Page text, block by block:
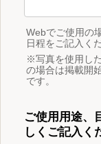
Webでご使用の
日程をご記入く
※写真を使用し
の場合は掲載開
です。
ご使用用途、
しくご記入く